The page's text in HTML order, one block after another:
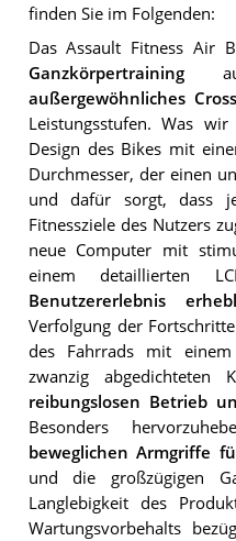
finden Sie im Folgenden:
Das Assault Fitness Air
Ganzkörpertraining
außergewöhnliches
Leistungsstufen. Was
Design des Bikes mit
Durchmesser, der einen
und dafür sorgt, dass
Fitnessziele des Nutzers
neue Computer mit
einem detaillierten
Benutzererlebnis
Verfolgung der
des Fahrrads mit
zwanzig abgedichteten
reibungslosen Betrieb
Besonders
beweglichen Armgriffe
und die großzügigen
Langlebigkeit des
Wartungsvorbehalts